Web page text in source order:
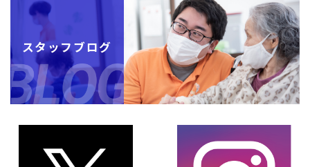
スタッフブログ